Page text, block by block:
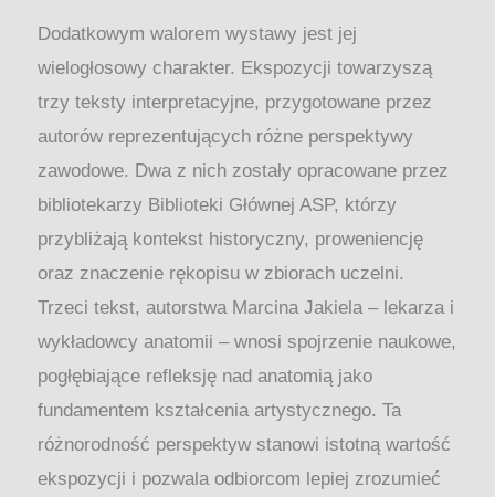
Dodatkowym walorem wystawy jest jej
wielogłosowy charakter. Ekspozycji towarzyszą
trzy teksty interpretacyjne, przygotowane przez
autorów reprezentujących różne perspektywy
zawodowe. Dwa z nich zostały opracowane przez
bibliotekarzy Biblioteki Głównej ASP, którzy
przybliżają kontekst historyczny, proweniencję
oraz znaczenie rękopisu w zbiorach uczelni.
Trzeci tekst, autorstwa Marcina Jakiela – lekarza i
wykładowcy anatomii – wnosi spojrzenie naukowe,
pogłębiające refleksję nad anatomią jako
fundamentem kształcenia artystycznego. Ta
różnorodność perspektyw stanowi istotną wartość
ekspozycji i pozwala odbiorcom lepiej zrozumieć